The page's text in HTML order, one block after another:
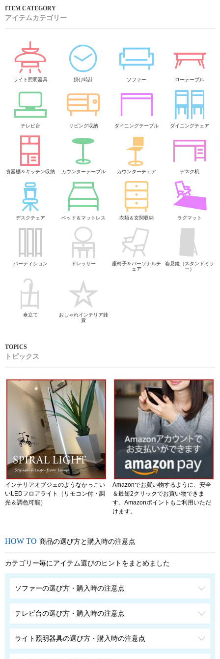
アイテムカテゴリー
ライト照明器具 掛け時計 ソファー ローテーブル
テレビ台 リビング収納 ダイニングテーブル ダイニングチェア
食器棚＆キッチン収納 カウンターテーブル カウンターチェア デスク机
デスクチェア ベッド＆マットレス 衣類＆玄関収納 ラグマット
パーティション ドレッサー
座椅子＆パーソナルチ
ェア
姿見鏡（スタンドミラ
ー）
傘立て
おしゃれインテリア雑
貨
トピックス
インテリアオブジェのようなかっこい
いLEDフロアライト（リモコン付・調
光＆調色可能）
Amazonでお買い物するように、安全
＆最短2クリックでお買い物できま
す。Amazonポイントもご利用いただ
けます。
商品の選び方と購入時の注意点
カテゴリー毎にアイテム選びのヒントをまとめました
ソファーの選び方・購入時の注意点
テレビ台の選び方・購入時の注意点
ライト照明器具の選び方・購入時の注意点